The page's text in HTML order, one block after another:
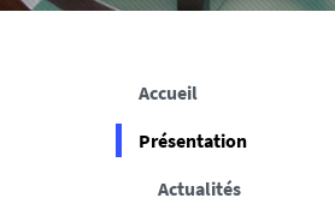
êtes
Accueil
Présentation
Actualités